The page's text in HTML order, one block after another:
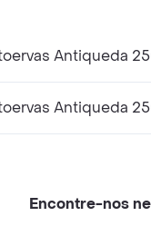
Antiqueda
Antiqueda
Encontre-nos